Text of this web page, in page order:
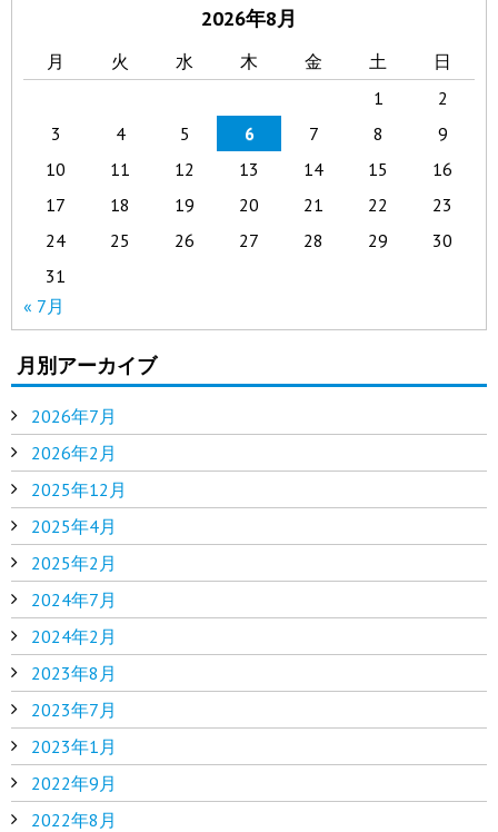
2026年8月
月 火 水 木 金 土
日
1
2
3
4 5 6 7 8
9
10
11 12 13 14 15
16
17
18 19 20 21 22
23
24
25 26 27 28 29
30
31
« 7月
月別アーカイブ
2026年7月
2026年2月
2025年12月
2025年4月
2025年2月
2024年7月
2024年2月
2023年8月
2023年7月
2023年1月
2022年9月
2022年8月